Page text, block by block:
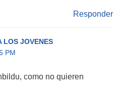
Responder
LOS JOVENES
PM
como no quieren